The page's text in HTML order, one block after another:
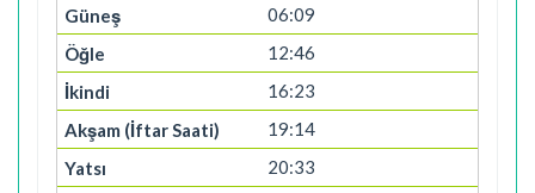
06:09
12:46
16:23
19:14
20:33